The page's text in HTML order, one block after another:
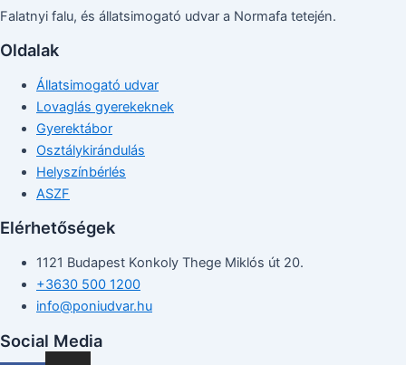
Falatnyi falu, és állatsimogató udvar a Normafa tetején.
Oldalak
Állatsimogató udvar
Lovaglás gyerekeknek
Gyerektábor
Osztálykirándulás
Helyszínbérlés
ASZF
Elérhetőségek
1121 Budapest Konkoly Thege Miklós út 20.
+3630 500 1200
info@poniudvar.hu
Social Media